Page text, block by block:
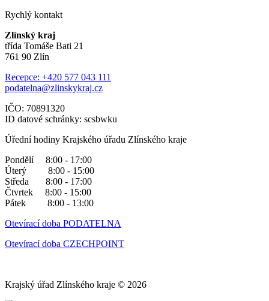
Rychlý kontakt
Zlínský kraj
třída Tomáše Bati 21
761 90 Zlín
Recepce: +420 577 043 111
podatelna@zlinskykraj.cz
IČO: 70891320
ID datové schránky: scsbwku
Úřední hodiny Krajského úřadu Zlínského kraje
Pondělí 8:00 - 17:00
Úterý 8:00 - 15:00
Středa 8:00 - 17:00
Čtvrtek 8:00 - 15:00
Pátek 8:00 - 13:00
Otevírací doba PODATELNA
Otevírací doba CZECHPOINT
Krajský úřad Zlínského kraje © 2026